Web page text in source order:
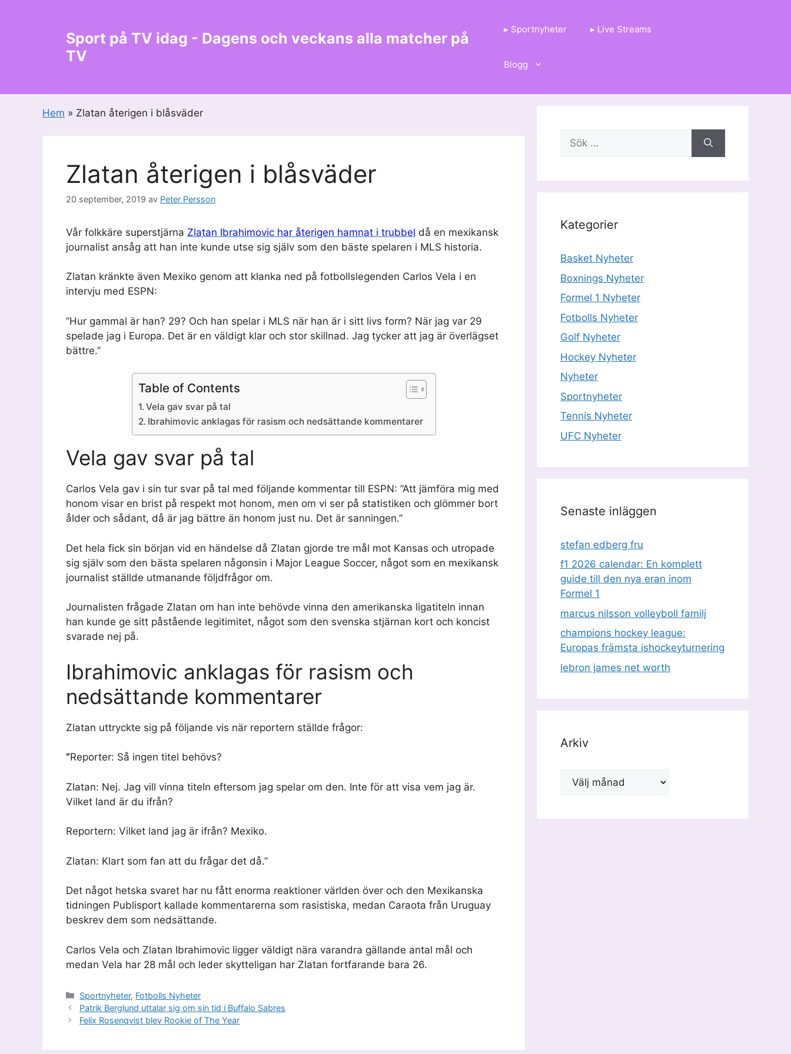
Sport på TV idag - Dagens och veckans alla matcher på
TV
▸ Sportnyheter ▸ Live Streams
Blogg
Hem » Zlatan återigen i blåsväder
Zlatan återigen i blåsväder
20 september, 2019 av Peter Persson
Vår folkkäre superstjärna Zlatan Ibrahimovic har återigen hamnat i trubbel då en mexikansk
journalist ansåg att han inte kunde utse sig själv som den bäste spelaren i MLS historia.
Zlatan kränkte även Mexiko genom att klanka ned på fotbollslegenden Carlos Vela i en
intervju med ESPN:
”Hur gammal är han? 29? Och han spelar i MLS när han är i sitt livs form? När jag var 29
spelade jag i Europa. Det är en väldigt klar och stor skillnad. Jag tycker att jag är överlägset
bättre.”
Table of Contents
Vela gav svar på tal
Ibrahimovic anklagas för rasism och nedsättande kommentarer
Vela gav svar på tal
Carlos Vela gav i sin tur svar på tal med följande kommentar till ESPN: ”Att jämföra mig med
honom visar en brist på respekt mot honom, men om vi ser på statistiken och glömmer bort
ålder och sådant, då är jag bättre än honom just nu. Det är sanningen.”
Det hela fick sin början vid en händelse då Zlatan gjorde tre mål mot Kansas och utropade
sig själv som den bästa spelaren någonsin i Major League Soccer, något som en mexikansk
journalist ställde utmanande följdfrågor om.
Journalisten frågade Zlatan om han inte behövde vinna den amerikanska ligatiteln innan
han kunde ge sitt påstående legitimitet, något som den svenska stjärnan kort och koncist
svarade nej på.
Ibrahimovic anklagas för rasism och
nedsättande kommentarer
Zlatan uttryckte sig på följande vis när reportern ställde frågor:
”Reporter: Så ingen titel behövs?
Zlatan: Nej. Jag vill vinna titeln eftersom jag spelar om den. Inte för att visa vem jag är.
Vilket land är du ifrån?
Reportern: Vilket land jag är ifrån? Mexiko.
Zlatan: Klart som fan att du frågar det då.”
Det något hetska svaret har nu fått enorma reaktioner världen över och den Mexikanska
tidningen Publisport kallade kommentarerna som rasistiska, medan Caraota från Uruguay
beskrev dem som nedsättande.
Carlos Vela och Zlatan Ibrahimovic ligger väldigt nära varandra gällande antal mål och
medan Vela har 28 mål och leder skytteligan har Zlatan fortfarande bara 26.
Kategorier
Sportnyheter, Fotbolls Nyheter
Patrik Berglund uttalar sig om sin tid i Buffalo Sabres
Felix Rosenqvist blev Rookie of The Year
Sök
efter:
Kategorier
Basket Nyheter
Boxnings Nyheter
Formel 1 Nyheter
Fotbolls Nyheter
Golf Nyheter
Hockey Nyheter
Nyheter
Sportnyheter
Tennis Nyheter
UFC Nyheter
Senaste inläggen
stefan edberg fru
f1 2026 calendar: En komplett
guide till den nya eran inom
Formel 1
marcus nilsson volleyboll familj
champions hockey league:
Europas främsta ishockeyturnering
lebron james net worth
Arkiv
Arkiv